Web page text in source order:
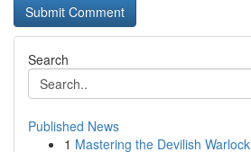
Search
Published News
1 Mastering the Devilish